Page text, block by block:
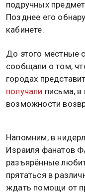
подручных
Позднее его
кабинете.
До этого местные
сообщали о том,
городах
получали письма, в
возможности
Напомним, в
Израиля фанатов
разъярённые
прятаться в
ждать помощи от